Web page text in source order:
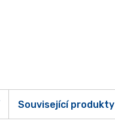
Související produkty